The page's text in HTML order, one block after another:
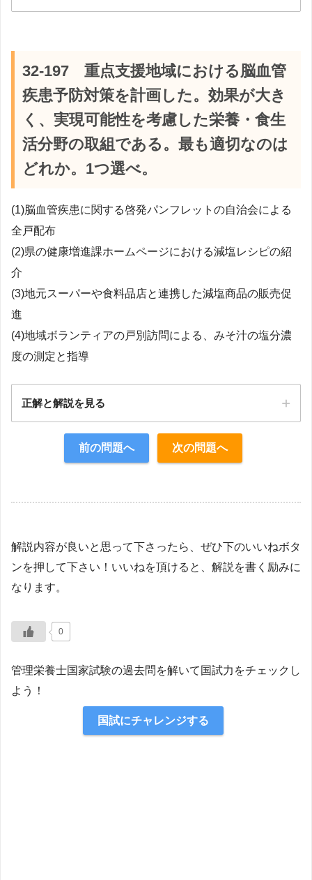
32-197 重点支援地域における脳血管
疾患予防対策を計画した。効果が大き
く、実現可能性を考慮した栄養・食生
活分野の取組である。最も適切なのは
どれか。1つ選べ。
(1)脳血管疾患に関する啓発パンフレットの自治会による
全戸配布
(2)県の健康増進課ホームページにおける減塩レシピの紹
介
(3)地元スーパーや食料品店と連携した減塩商品の販売促
進
(4)地域ボランティアの戸別訪問による、みそ汁の塩分濃
度の測定と指導
正解と解説を見る
前の問題へ 次の問題へ
解説内容が良いと思って下さったら、ぜひ下のいいねボタ
ンを押して下さい！いいねを頂けると、解説を書く励みに
なります。
0
管理栄養士国家試験の過去問を解いて国試力をチェックし
よう！
国試にチャレンジする